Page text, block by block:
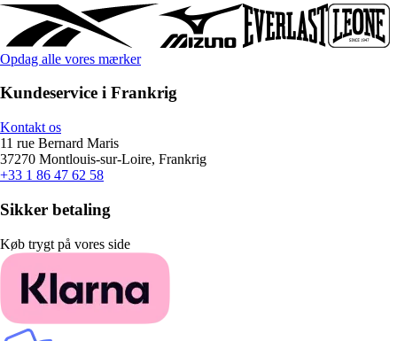
Opdag alle vores mærker
Kundeservice i Frankrig
Kontakt os
11 rue Bernard Maris
37270 Montlouis-sur-Loire, Frankrig
+33 1 86 47 62 58
Sikker betaling
Køb trygt på vores side